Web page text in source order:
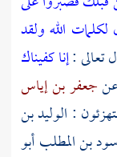
الله ولقد
إنا كفيناك
جعفر بن إياس
: الوليد بن
بن المطلب أبو